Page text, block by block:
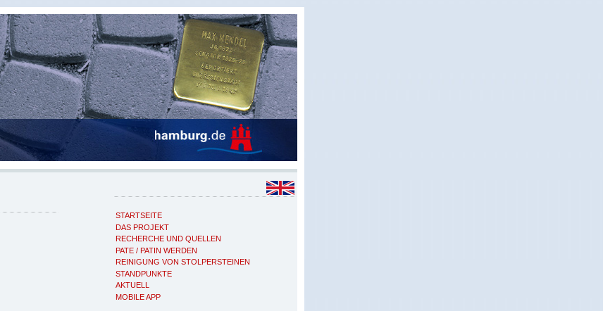
STARTSEITE
DAS PROJEKT
RECHERCHE UND QUELLEN
PATE / PATIN WERDEN
REINIGUNG VON STOLPERSTEINEN
STANDPUNKTE
AKTUELL
MOBILE APP